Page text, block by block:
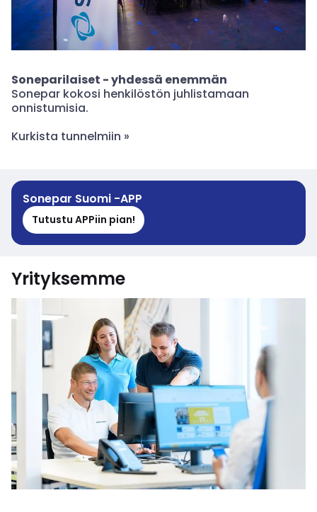
Soneparilaiset - yhdessä enemmän
Sonepar kokosi henkilöstön juhlistamaan
onnistumisia.
Kurkista tunnelmiin »
Sonepar Suomi -APP
Tutustu APPiin pian!
Yrityksemme